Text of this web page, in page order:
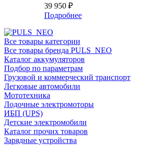
39 950 ₽
Подробнее
Все товары категории
Все товары бренда PULS_NEO
Каталог аккумуляторов
Подбор по параметрам
Грузовой и коммерческий транспорт
Легковые автомобили
Мототехника
Лодочные электромоторы
ИБП (UPS)
Детские электромобили
Каталог прочих товаров
Зарядные устройства